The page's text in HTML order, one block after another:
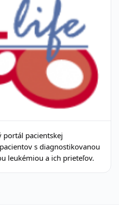
pacientskej
s diagnostikovanou
leukémiou a ich prieteľov.